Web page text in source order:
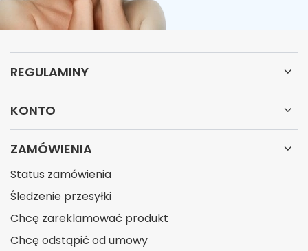
REGULAMINY
KONTO
ZAMÓWIENIA
Status zamówienia
Śledzenie przesyłki
Chcę zareklamować produkt
Chcę odstąpić od umowy